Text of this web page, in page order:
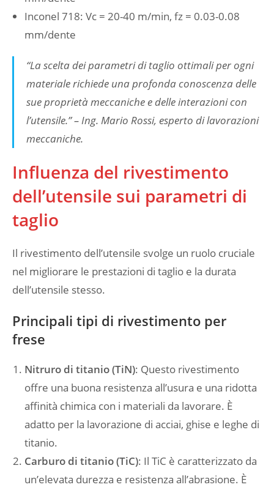
Inconel 718: Vc = 20-40 m/min, fz = 0.03-0.08
mm/dente
“La scelta dei parametri di taglio ottimali per ogni
materiale richiede una profonda conoscenza delle
sue proprietà meccaniche e delle interazioni con
l’utensile.” – Ing. Mario Rossi, esperto di lavorazioni
meccaniche.
Influenza del rivestimento
dell’utensile sui parametri di
taglio
Il rivestimento dell’utensile svolge un ruolo cruciale
nel migliorare le prestazioni di taglio e la durata
dell’utensile stesso.
Principali tipi di rivestimento per
frese
Nitruro di titanio (TiN): Questo rivestimento
offre una buona resistenza all’usura e una ridotta
affinità chimica con i materiali da lavorare. È
adatto per la lavorazione di acciai, ghise e leghe di
titanio.
Carburo di titanio (TiC): Il TiC è caratterizzato da
un’elevata durezza e resistenza all’abrasione. È